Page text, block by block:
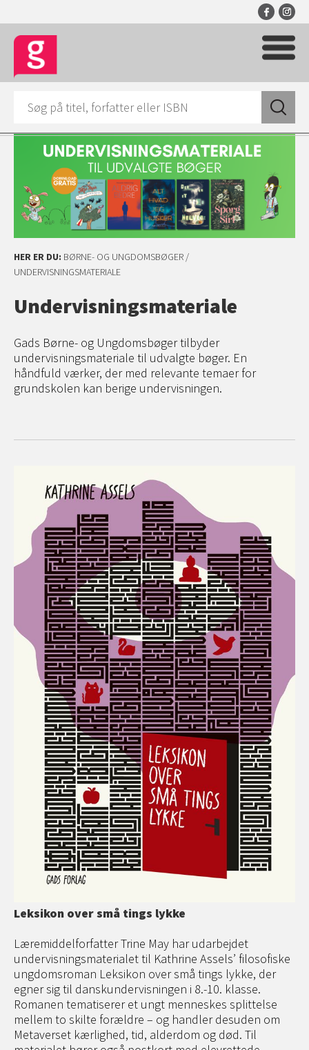
HER ER DU: BØRNE- OG UNGDOMSBØGER /
UNDERVISNINGSMATERIALE
Undervisningsmateriale
Gads Børne- og Ungdomsbøger tilbyder
undervisningsmateriale til udvalgte bøger. En
håndfuld værker, der med relevante temaer for
grundskolen kan berige undervisningen.
Leksikon over små tings lykke
Læremiddelforfatter Trine May har udarbejdet
undervisningsmaterialet til Kathrine Assels’ filosofiske
ungdomsroman Leksikon over små tings lykke, der
egner sig til danskundervisningen i 8.-10. klasse.
Romanen tematiserer et ungt menneskes splittelse
mellem to skilte forældre – og handler desuden om
Metaverset kærlighed, tid, alderdom og død. Til